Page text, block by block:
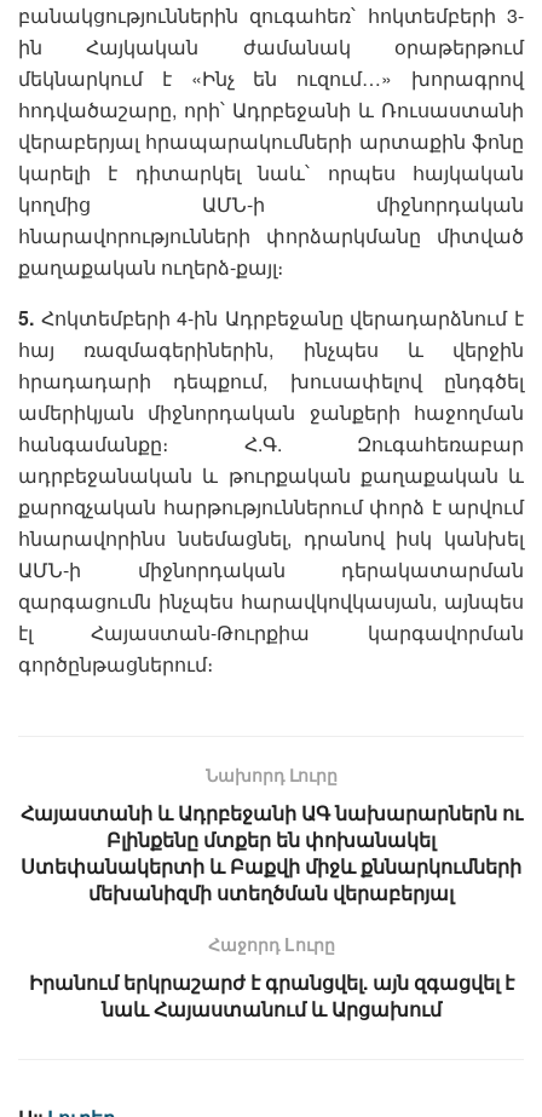
բանակցություններին զուգահեռ՝ հոկտեմբերի 3-
ին Հայկական ժամանակ օրաթերթում
մեկնարկում է «Ինչ են ուզում…» խորագրով
հոդվածաշարը, որի՝ Ադրբեջանի և Ռուսաստանի
վերաբերյալ հրապարակումների արտաքին ֆոնը
կարելի է դիտարկել նաև՝ որպես հայկական
կողմից ԱՄՆ-ի միջնորդական
հնարավորությունների փորձարկմանը միտված
քաղաքական ուղերձ-քայլ։
5. Հոկտեմբերի 4-ին Ադրբեջանը վերադարձնում է
հայ ռազմագերիներին, ինչպես և վերջին
հրադադարի դեպքում, խուսափելով ընդգծել
ամերիկյան միջնորդական ջանքերի հաջողման
հանգամանքը։ Հ.Գ. Զուգահեռաբար
ադրբեջանական և թուրքական քաղաքական և
քարոզչական հարթություններում փորձ է արվում
հնարավորինս նսեմացնել, դրանով իսկ կանխել
ԱՄՆ-ի միջնորդական դերակատարման
զարգացումն ինչպես հարավկովկասյան, այնպես
էլ Հայաստան-Թուրքիա կարգավորման
գործընթացներում։
Նախորդ Լուրը
Հայաստանի և Ադրբեջանի ԱԳ նախարարներն ու
Բլինքենը մտքեր են փոխանակել
Ստեփանակերտի և Բաքվի միջև քննարկումների
մեխանիզմի ստեղծման վերաբերյալ
Հաջորդ Lուրը
Իրանում երկրաշարժ է գրանցվել. այն զգացվել է
նաև Հայաստանում և Արցախում